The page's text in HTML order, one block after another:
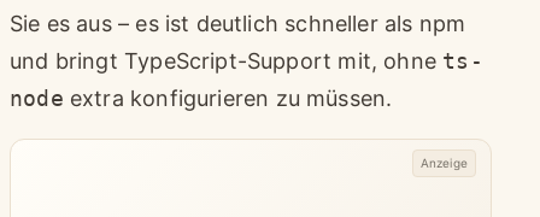
Sie es aus – es ist deutlich schneller als npm
und bringt TypeScript-Support mit, ohne ts-
node extra konfigurieren zu müssen.
Anzeige